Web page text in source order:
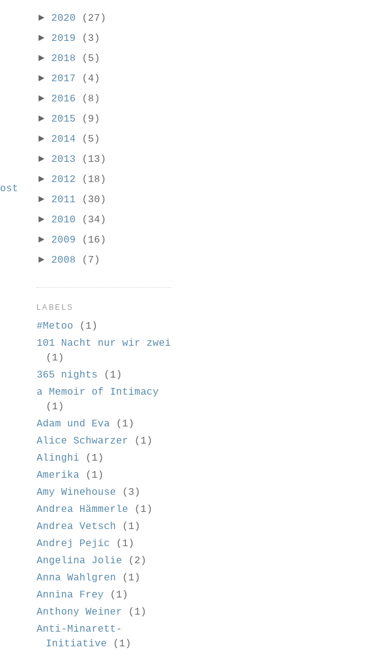
► 2020 (27)
► 2019 (3)
► 2018 (5)
► 2017 (4)
► 2016 (8)
► 2015 (9)
► 2014 (5)
► 2013 (13)
► 2012 (18)
► 2011 (30)
► 2010 (34)
► 2009 (16)
► 2008 (7)
LABELS
#Metoo
(1)
101 Nacht nur wir zwei
(1)
365 nights
(1)
a Memoir of Intimacy
(1)
Adam und Eva
(1)
Alice Schwarzer
(1)
Alinghi
(1)
Amerika
(1)
Amy Winehouse
(3)
Andrea Hämmerle
(1)
Andrea Vetsch
(1)
Andrej Pejic
(1)
Angelina Jolie
(2)
Anna Wahlgren
(1)
Annina Frey
(1)
Anthony Weiner
(1)
Anti-Minarett-
Initiative
(1)